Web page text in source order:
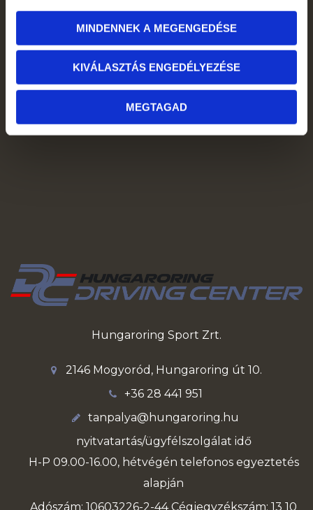
MINDENNEK A MEGENGEDÉSE
KIVÁLASZTÁS ENGEDÉLYEZÉSE
MEGTAGAD
Hungaroring Sport Zrt.
2146 Mogyoród, Hungaroring út 10.
+36 28 441 951
tanpalya@hungaroring.hu
nyitvatartás/ügyfélszolgálat idő
H-P 09.00-16.00, hétvégén telefonos egyeztetés
alapján
Adószám: 10603226-2-44 Cégjegyzékszám: 13 10